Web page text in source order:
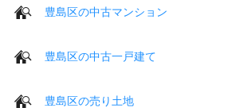
豊島区の中古マンション
豊島区の中古一戸建て
豊島区の売り土地